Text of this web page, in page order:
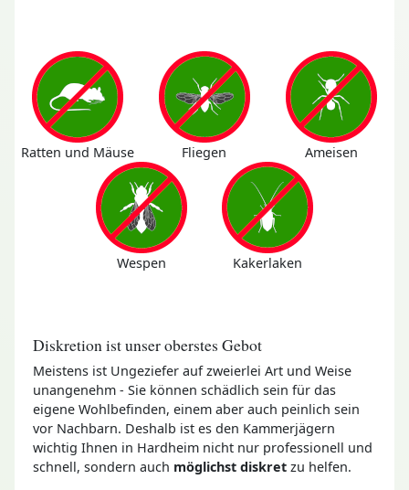
Ratten und Mäuse Fliegen Ameisen
Wespen Kakerlaken
Diskretion ist unser oberstes Gebot
Meistens ist Ungeziefer auf zweierlei Art und Weise
unangenehm - Sie können schädlich sein für das
eigene Wohlbefinden, einem aber auch peinlich sein
vor Nachbarn. Deshalb ist es den Kammerjägern
wichtig Ihnen in Hardheim nicht nur professionell und
schnell, sondern auch möglichst diskret zu helfen.